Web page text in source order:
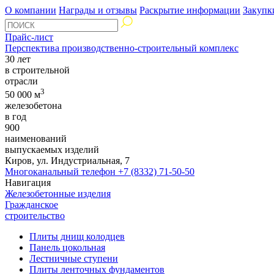
О компании Награды и отзывы Раскрытие информации
Прайс-лист
Перспектива производственно-строительный комплекс
30 лет
в строительной
отрасли
50 000 м3
железобетона
в год
900
наименований
выпускаемых изделий
Киров, ул. Индустриальная, 7
Многоканальный телефон +7 (8332) 71-50-50
Навигация
Железобетонные изделия
Гражданское
строительство
Плиты днищ колодцев
Панель цокольная
Лестничные ступени
Плиты ленточных фундаментов